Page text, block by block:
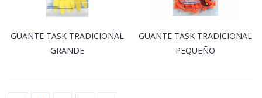
GUANTE TASK TRADICIONAL
GRANDE
GUANTE TASK TRADICIONAL
PEQUEÑO